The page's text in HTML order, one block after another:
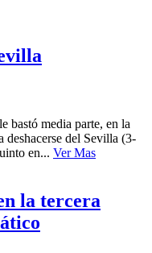
media parte, en la
deshacerse del Sevilla (3-
en... Ver Mas
la tercera